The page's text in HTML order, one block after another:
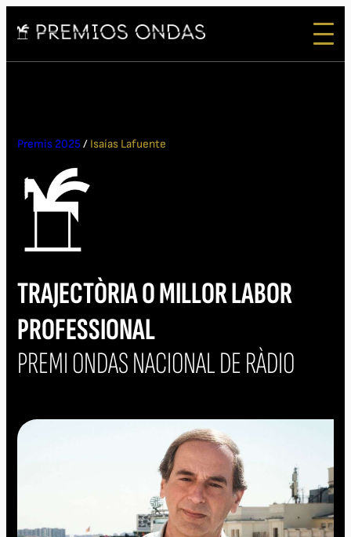
Premis 2025 / Isaías Lafuente
TRAJECTÒRIA O MILLOR LABOR
PROFESSIONAL
PREMI ONDAS NACIONAL DE RÀDIO